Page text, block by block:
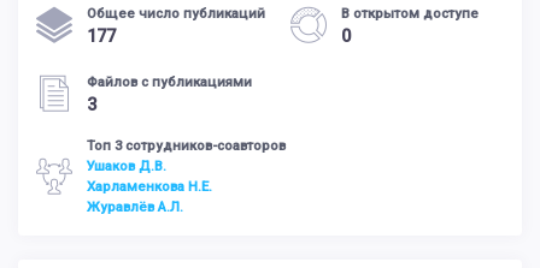
Общее число публикаций
177
В открытом доступе
0
Файлов с публикациями
3
Топ 3 сотрудников-соавторов
Ушаков Д.В.
Харламенкова Н.Е.
Журавлёв А.Л.